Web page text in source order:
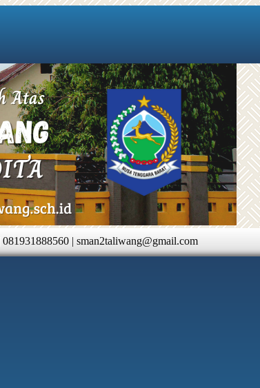
081931888560 | sman2taliwang@gmail.com